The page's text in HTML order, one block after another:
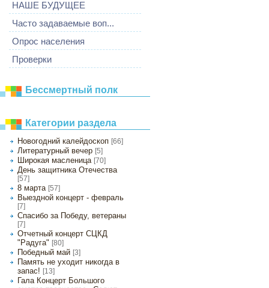
НАШЕ БУДУЩЕЕ
Часто задаваемые воп...
Опрос населения
Проверки
Бессмертный полк
Категории раздела
Новогодний калейдоскоп [66]
Литературный вечер [5]
Широкая масленица [70]
День защитника Отечества
[57]
8 марта [57]
Выездной концерт - февраль
[7]
Спасибо за Победу, ветераны
[7]
Отчетный концерт СЦКД
"Радуга" [80]
Победный май [3]
Память не уходит никогда в
запас! [13]
Гала Концерт Большого